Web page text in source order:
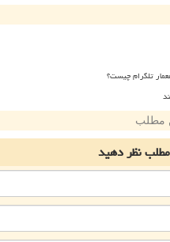
تلگرام چیست؟
مطلب
نظر دهید